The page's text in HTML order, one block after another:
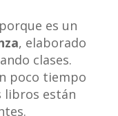
es un
, elaborado
clases.
poco tiempo
libros están